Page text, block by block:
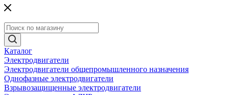
Каталог
Электродвигатели
Электродвигатели общепромышленного назначения
Однофазные электродвигатели
Взрывозащищенные электродвигатели